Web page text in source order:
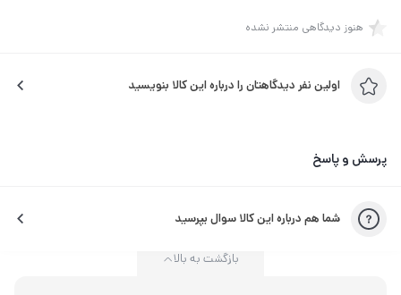
هنوز دیدگاهی منتشر نشده
اولین نفر دیدگاهتان را درباره این کالا بنویسید
پرسش و پاسخ
شما هم درباره این کالا سوال بپرسید
بازگشت به بالا